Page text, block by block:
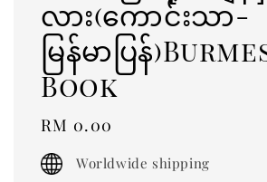
လား(ကောင်းသာ-
မြန်မာပြန်
Book
Regular
price
RM 0.00
Worldwide shipping